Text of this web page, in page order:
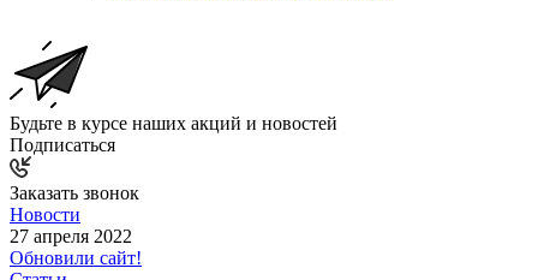
Будьте в курсе наших акций и новостей
Подписаться
Заказать звонок
Новости
27 апреля 2022
Обновили сайт!